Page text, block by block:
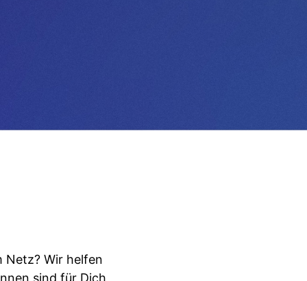
Netz? Wir helfen
sind für Dich